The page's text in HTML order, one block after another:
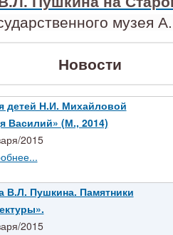
музея
Новости
детей Н.И. Михайловой
Василий» (М., 2014)
2015
В.Л. Пушкина. Памятники
2015